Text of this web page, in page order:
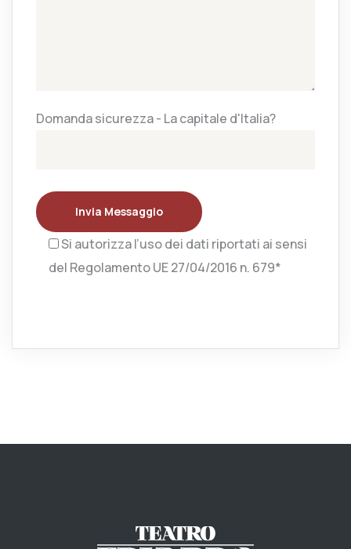
Domanda sicurezza - La capitale d'Italia?
Invia Messaggio
Si autorizza l’uso dei dati riportati ai sensi
del Regolamento UE 27/04/2016 n. 679*